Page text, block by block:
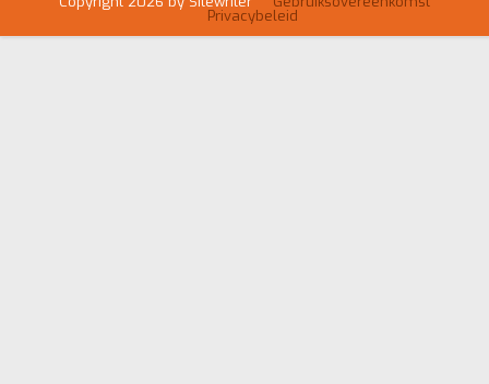
Privacybeleid